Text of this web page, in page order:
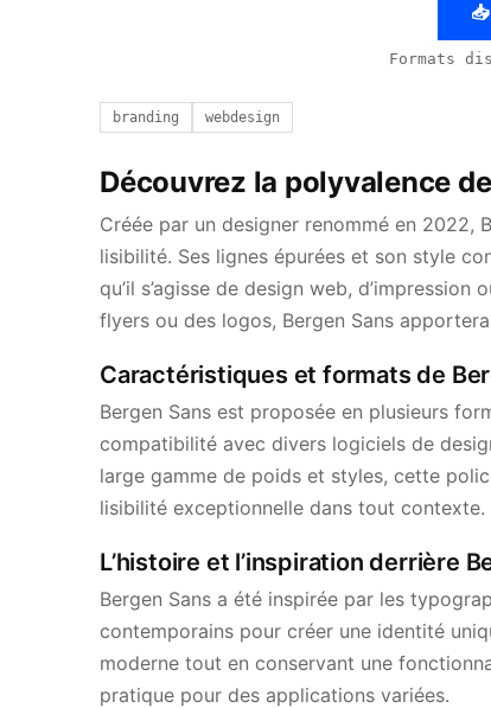
Formats
branding webdesign
Découvrez la polyvalence
Créée par un designer renommé en 2022,
lisibilité. Ses lignes épurées et son style
qu’il s’agisse de design web,
flyers ou des logos, Bergen Sans
Caractéristiques et formats de
Bergen Sans est proposée en plusieurs
compatibilité avec divers logiciels de
large gamme de poids et styles, cette
lisibilité exceptionnelle dans tout contexte.
L’histoire et l’inspiration derrière
Bergen Sans a été inspirée par les
contemporains pour créer une identité
moderne tout en conservant une
pratique pour des applications variées.